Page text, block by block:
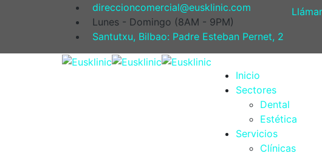
direccioncomercial@eusklinic.com
Lunes - Domingo (8AM - 9PM)
Santutxu, Bilbao: Padre Esteban Pernet, 2
Inicio
Sectores
Dental
Estética
Servicios
Clínicas